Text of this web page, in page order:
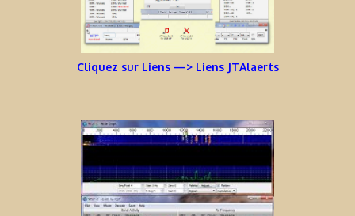
Cliquez sur Liens —> Liens JTAlaerts